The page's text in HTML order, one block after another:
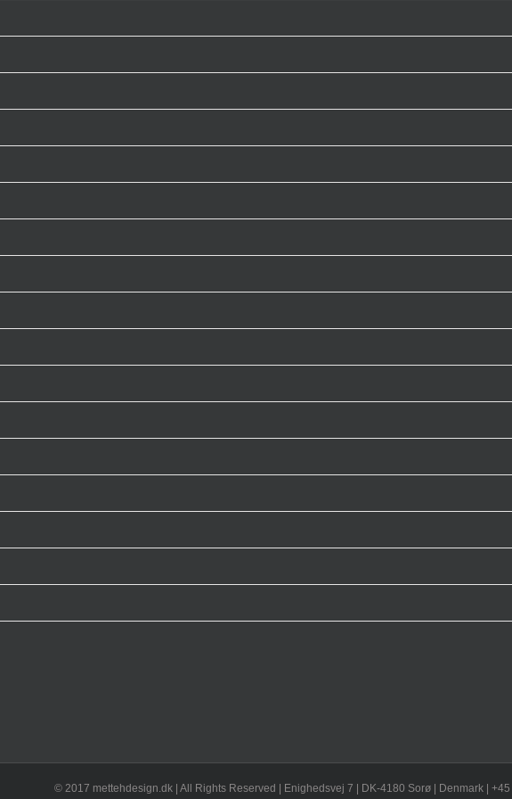
© 2017 mettehdesign.dk | All Rights Reserved | Enighedsvej 7 | DK-4180 Sorø | Denmark |